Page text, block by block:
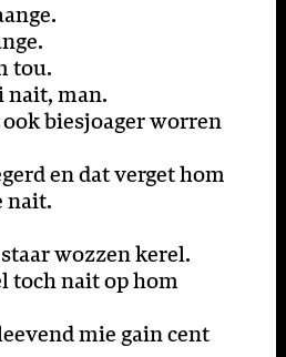
tou.
nait, man.
ook biesjoager worren
en dat verget hom
nait.
wozzen kerel.
toch nait op hom
mie gain cent